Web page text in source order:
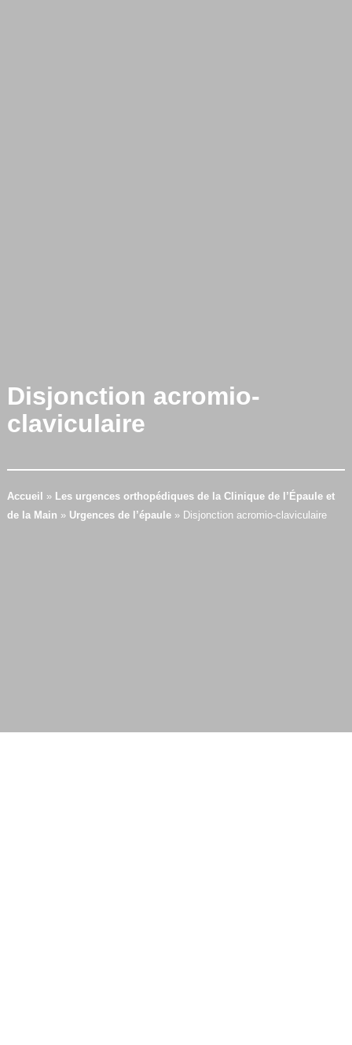
Disjonction acromio-
claviculaire
Accueil » Les urgences orthopédiques de la Clinique de l’Épaule et
de la Main » Urgences de l’épaule» Disjonction acromio-claviculaire